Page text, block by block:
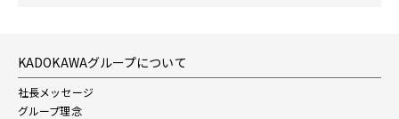
KADOKAWAグループについて
社長メッセージ
グループ理念